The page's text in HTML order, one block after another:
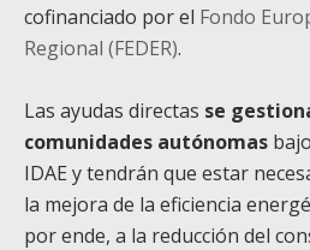
cofinanciado por el Fondo
Regional (FEDER).
Las ayudas directas se
comunidades autónomas
IDAE y tendrán que estar
la mejora de la eficiencia
por ende, a la reducción del